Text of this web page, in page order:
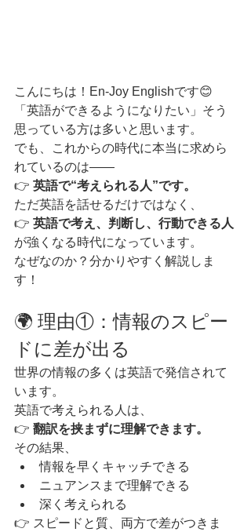
こんにちは！En-Joy Englishです😊
「英語ができるようになりたい」そう
思っている方は多いと思います。
でも、これからの時代に本当に求めら
れているのは――
👉 英語で“考えられる人”です。
ただ英語を話せるだけではなく、
👉 英語で考え、判断し、行動できる人
が強くなる時代になっています。
なぜなのか？分かりやすく解説しま
す！
🌍 理由①：情報のスピー
ドに差が出る
世界の情報の多くは英語で発信されて
います。
英語で考えられる人は、
👉 翻訳を挟まずに理解できます。
その結果、
情報を早くキャッチできる
ニュアンスまで理解できる
深く考えられる
👉 スピードと質、両方で差がつきま